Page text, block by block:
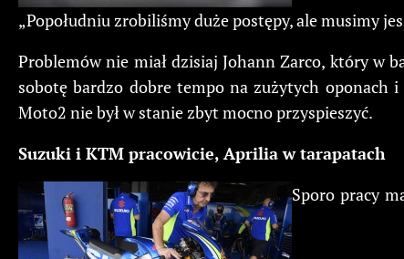
„Popołudniu zrobiliśmy duże postępy, ale musimy
Problemów nie miał dzisiaj Johann Zarco, który w
sobotę bardzo dobre tempo na zużytych oponach
Moto2 nie był w stanie zbyt mocno przyspieszyć.
Suzuki i KTM pracowicie, Aprilia w tarapatach
Sporo pracy